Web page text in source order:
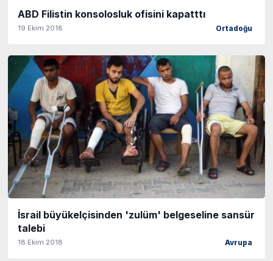
ABD Filistin konsolosluk ofisini kapatttı
19 Ekim 2018 Ortadoğu
İsrail büyükelçisinden 'zulüm' belgeseline sansür
talebi
18 Ekim 2018 Avrupa